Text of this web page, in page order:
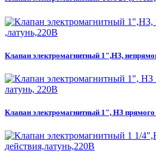
Клапан электромагнитный 1",НЗ,
Клапан электромагнитный 1", НЗ прямого